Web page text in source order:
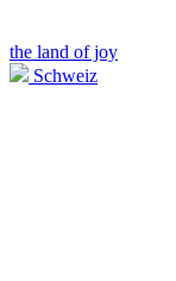
the land of joy
Schweiz